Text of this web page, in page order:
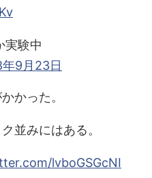
実験中
9月23日
かった。
並みにはある。
lvboGSGcNI